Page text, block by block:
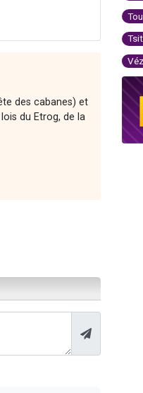
des cabanes) et
du Etrog, de la